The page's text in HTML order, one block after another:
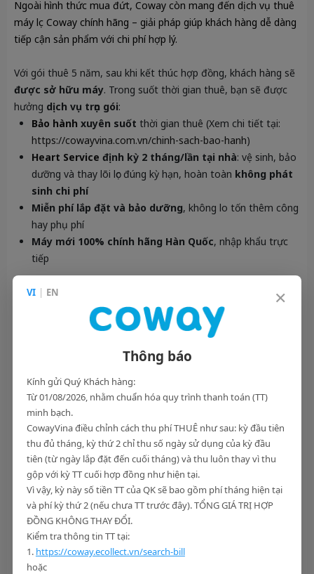
Ngoài hình thức mua đứt, Coway còn mang đến dịch vụ thuê
máy lọc Coway chính hãng – giải pháp giúp khách hàng dễ dàng
tiếp cận sản phẩm với chi phí hợp lý.
Với gói thuê 5 năm, sau khi kết thúc hợp đồng, khách hàng sẽ
được sở hữu máy. Trong suốt thời gian thuê, bạn sẽ được
hưởng dịch vụ trọn gói:
Bảo hành xuyên suốt thời gian thuê (Xem chi tiết tại:
https://cowayvina.com.vn/chinh-sach-bao-hanh)
Heart Service định kỳ 2 tháng/lần tại nhà: vệ sinh, bảo
dưỡng và thay lõi lọc đúng kỳ hạn, hoàn toàn không phát
sinh chi phí
Miễn phí lắp đặt và bảo dưỡng, không lo tốn thêm công
hay phụ phí
Máy mới 100% chính hãng Hàn Quốc, nhập khẩu trực
tiếp
Dịch vụ thuê máy Coway là lựa chọn tối ưu cho gia đình trẻ,
căn hộ chung cư hoặc những ai muốn trải nghiệm sản phẩm
So sánh: Mua và thuê máy Coway – Lựa chọn
VI | EN ×
Thông báo
Kính gửi Quý Khách hàng:
Từ 01/08/2026, nhằm chuẩn hóa quy trình thanh toán (TT)
minh bạch.
CowayVina điều chỉnh cách thu phí THUÊ như sau: kỳ đầu tiên
thu đủ tháng, kỳ thứ 2 chỉ thu số ngày sử dụng của kỳ đầu
tiên (từ ngày lắp đặt đến cuối tháng) và thu luôn thay vì thu
gộp với kỳ TT cuối hợp đồng như hiện tại.
Vì vậy, kỳ này số tiền TT của QK sẽ bao gồm phí tháng hiện tại
và phí kỳ thứ 2 (nếu chưa TT trước đây). TỔNG GIÁ TRỊ HỢP
ĐỒNG KHÔNG THAY ĐỔI.
Kiểm tra thông tin TT tại:
1. https://coway.ecollect.vn/search-bill
hoặc